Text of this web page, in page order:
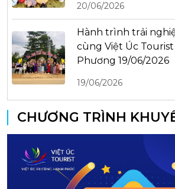
20/06/2026
Hành trình trải
cùng Việt Úc
Phương 19/06/2026
19/06/2026
CHƯƠNG TRÌNH